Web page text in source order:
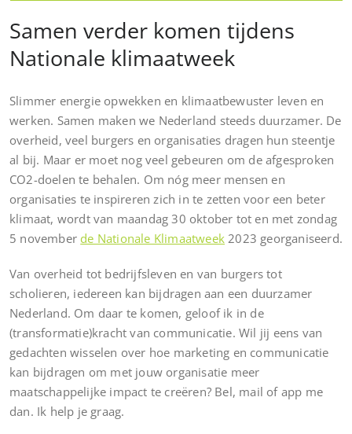
Samen verder komen tijdens
Nationale klimaatweek
Slimmer energie opwekken en klimaatbewuster leven en
werken. Samen maken we Nederland steeds duurzamer. De
overheid, veel burgers en organisaties dragen hun steentje
al bij. Maar er moet nog veel gebeuren om de afgesproken
CO2-doelen te behalen. Om nóg meer mensen en
organisaties te inspireren zich in te zetten voor een beter
klimaat, wordt van maandag 30 oktober tot en met zondag
5 november de Nationale Klimaatweek 2023 georganiseerd.
Van overheid tot bedrijfsleven en van burgers tot
scholieren, iedereen kan bijdragen aan een duurzamer
Nederland. Om daar te komen, geloof ik in de
(transformatie)kracht van communicatie. Wil jij eens van
gedachten wisselen over hoe marketing en communicatie
kan bijdragen om met jouw organisatie meer
maatschappelijke impact te creëren? Bel, mail of app me
dan. Ik help je graag.